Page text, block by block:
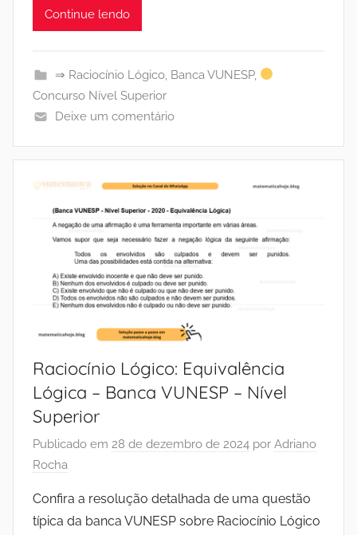
Continue lendo
⇒ Raciocínio Lógico, Banca VUNESP,
Concurso Nível Superior
Deixe um comentário
Raciocínio Lógico: Equivalência
Lógica – Banca VUNESP – Nível
Superior
Publicado em 28 de dezembro de 2024 por Adriano
Rocha
Confira a resolução detalhada de uma questão
típica da banca VUNESP sobre Raciocínio Lógico